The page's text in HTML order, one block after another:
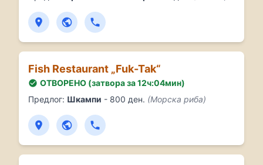
Fish Restaurant „Fuk-Tak“
ОТВОРЕНО (затвора за 12ч:04мин)
Предлог: Шкампи - 800 ден. (Морска риба)